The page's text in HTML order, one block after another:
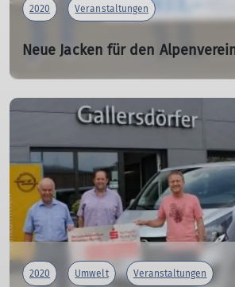
2020 Veranstaltungen
Neue Jacken für den
Die ehrenamtlichen Übungsleiter der
des Deutschen Alpenvereins dürfen
mehr erfahren
2020 Umwelt Veranstaltungen